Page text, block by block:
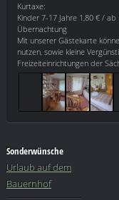
Kurtaxe:
Kinder 7-17 Jahre 1,80 € /
Übernachtung
Mit unserer Gästekarte
nutzen, sowie kleine
Freizeiteinrichtungen der
Sonderwünsche
Urlaub auf dem
Bauernhof